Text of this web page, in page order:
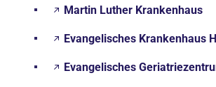
Martin Luther Krankenhaus
Evangelisches Krankenhaus
Evangelisches